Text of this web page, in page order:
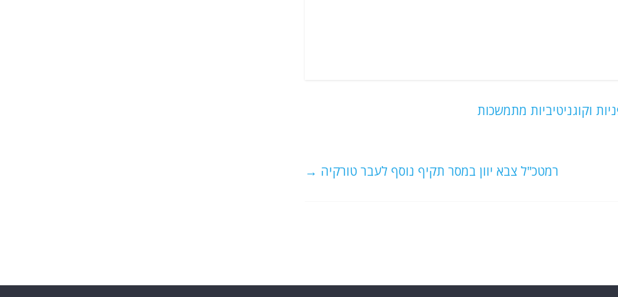
וקוגניטיביות מתמשכות
רמטכ"ל צבא יוון במסר תקיף נוסף לעבר טורקיה →